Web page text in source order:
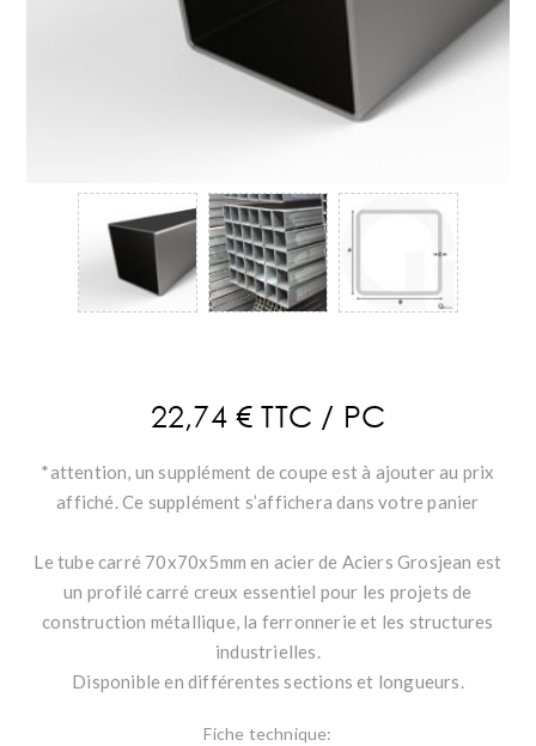
22,74 € TTC / PC
*attention, un supplément de coupe est à ajouter au prix
affiché. Ce supplément s’affichera dans votre panier
Le tube carré 70x70x5mm en acier de Aciers Grosjean est
un profilé carré creux essentiel pour les projets de
construction métallique, la ferronnerie et les structures
industrielles.
Disponible en différentes sections et longueurs.
Fiche technique: